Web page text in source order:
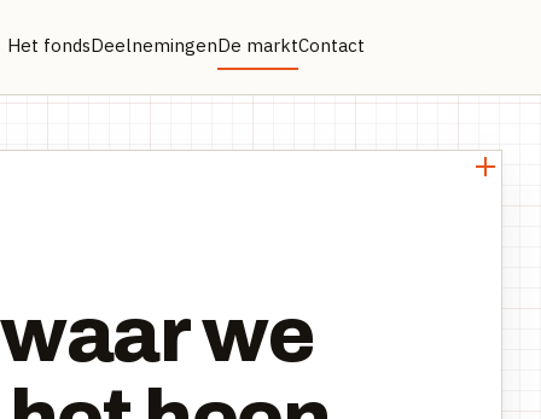
Het fondsDeelnemingenDe marktContact
we